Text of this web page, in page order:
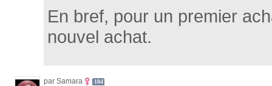
En bref, pour un premier
nouvel achat.
par Samara 184